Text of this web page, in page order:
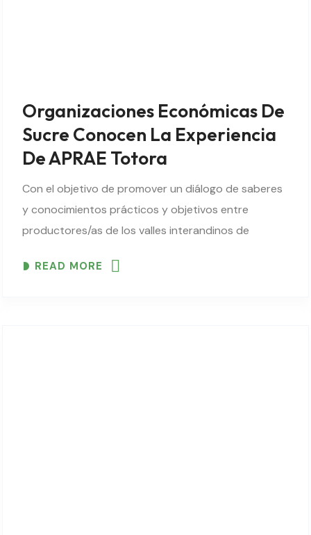
Organizaciones Económicas De
Sucre Conocen La Experiencia
De APRAE Totora
Con el objetivo de promover un diálogo de saberes
y conocimientos prácticos y objetivos entre
productores/as de los valles interandinos de
de Sucre, los días 7 y 8..
READ MORE